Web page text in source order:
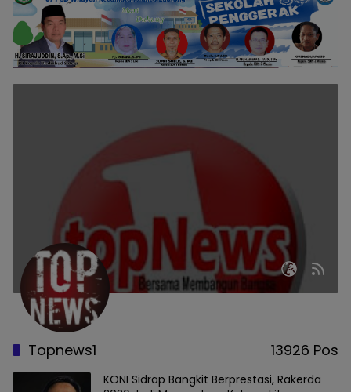
Topnews1 13926 Pos
KONI Sidrap Bangkit Berprestasi, Rakerda